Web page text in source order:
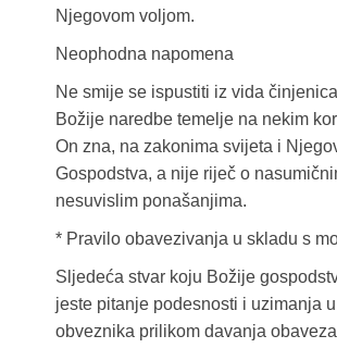
Njegovom voljom.
Neophodna napomena
Ne smije se ispustiti iz vida
Božije naredbe temelje na nekim
On zna, na zakonima svijeta i
Gospodstva, a nije riječ o
nesuvislim ponašanjima.
* Pravilo obavezivanja u skladu s
Sljedeća stvar koju Božije
jeste pitanje podesnosti i uzimanja
obveznika prilikom davanja